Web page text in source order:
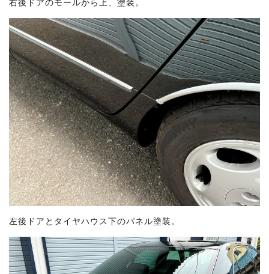
右後ドアのモールから上、塗装。
左後ドアとタイヤハウス下のパネル塗装。